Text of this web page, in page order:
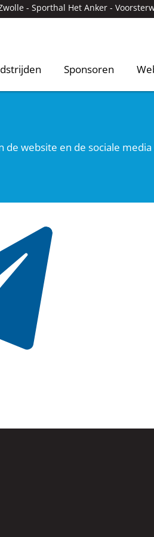
- Sporthal Het Anker -
Sponsoren
website en de sociale media